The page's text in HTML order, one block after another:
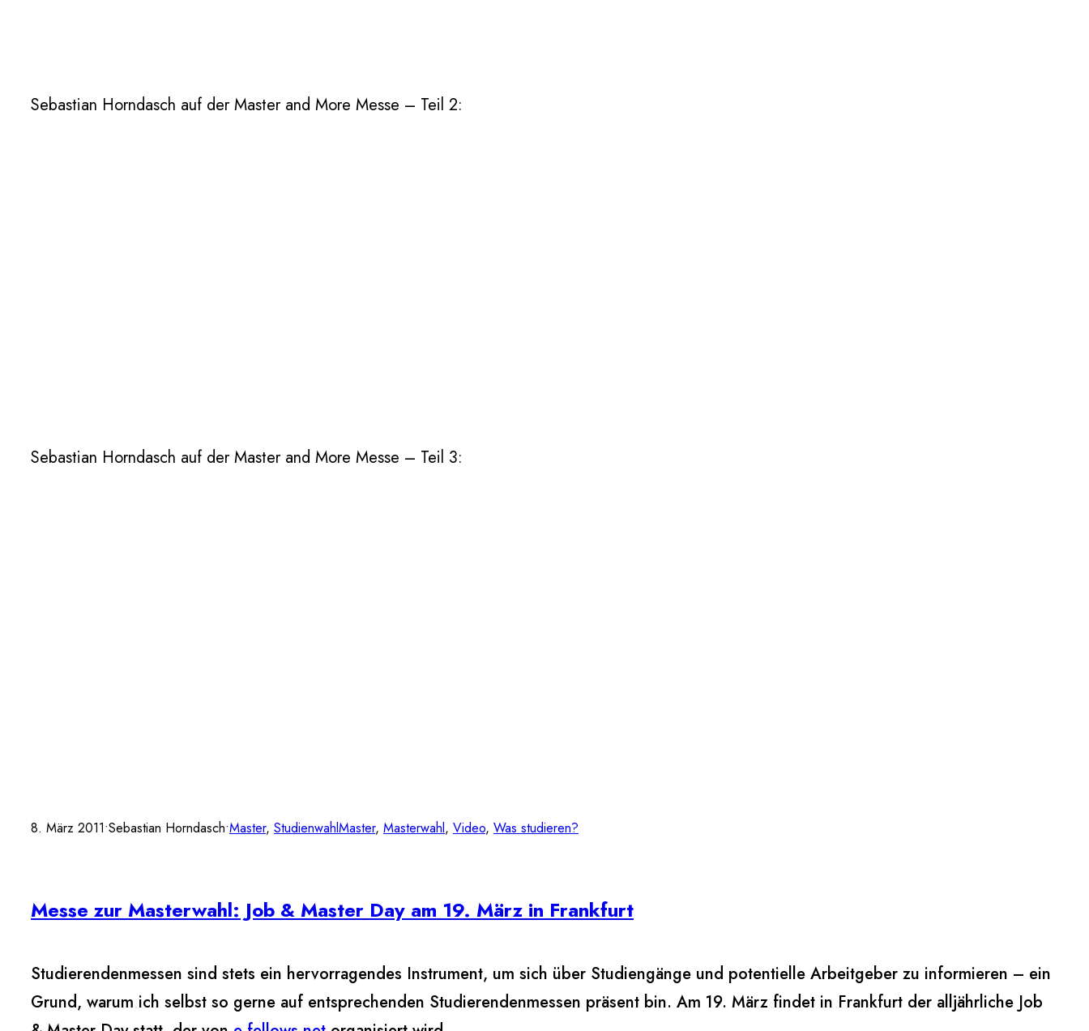
Sebastian Horndasch auf der Master and More Messe – Teil 2:
Sebastian Horndasch auf der Master and More Messe – Teil 3:
8. März 2011•Sebastian Horndasch•Master, StudienwahlMaster, Masterwahl, Video, Was studieren?
Messe zur Masterwahl: Job & Master Day am 19. März in Frankfurt
Studierendenmessen sind stets ein hervorragendes Instrument, um sich über Studiengänge und potentielle Arbeitgeber zu informieren – ein
Grund, warum ich selbst so gerne auf entsprechenden Studierendenmessen präsent bin. Am 19. März findet in Frankfurt der alljährliche Job